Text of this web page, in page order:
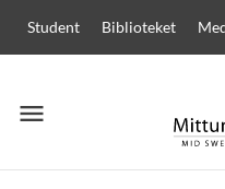
Student Biblioteket
menu
Meny